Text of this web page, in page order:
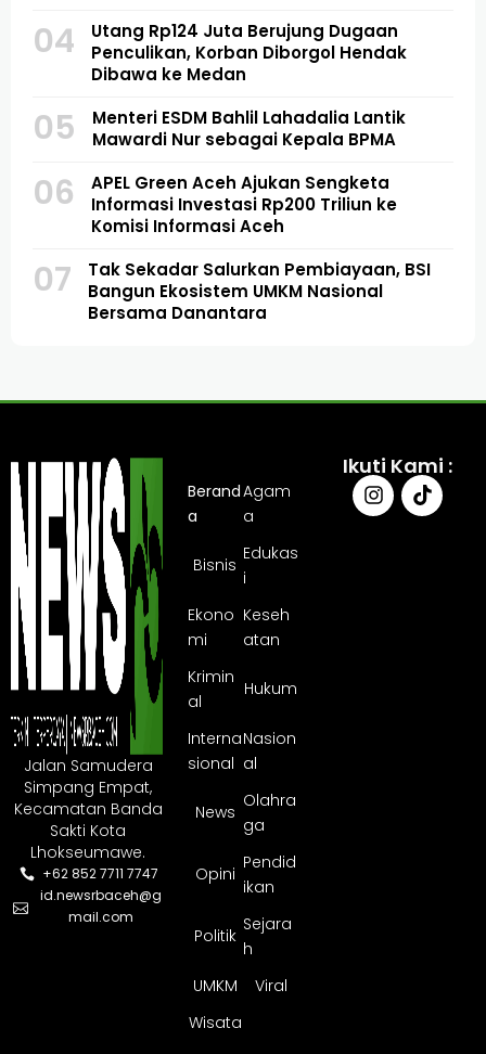
04
Utang Rp124 Juta Berujung Dugaan
Penculikan, Korban Diborgol Hendak
Dibawa ke Medan
05
Menteri ESDM Bahlil Lahadalia Lantik
Mawardi Nur sebagai Kepala BPMA
06
APEL Green Aceh Ajukan Sengketa
Informasi Investasi Rp200 Triliun ke
Komisi Informasi Aceh
07
Tak Sekadar Salurkan Pembiayaan, BSI
Bangun Ekosistem UMKM Nasional
Bersama Danantara
Jalan Samudera
Simpang Empat,
Kecamatan Banda
Sakti Kota
Lhokseumawe.
+62 852 7711 7747
id.newsrbaceh@g
mail.com
Berand
a
Agam
a
Bisnis
Edukas
i
Ekono
mi
Keseh
atan
Krimin
al
Hukum
Interna
sional
Nasion
al
News
Olahra
ga
Opini
Pendid
ikan
Politik
Sejara
h
UMKM
Viral
Wisata
Ikuti Kami :